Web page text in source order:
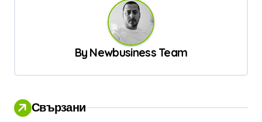
By Newbusiness Team
Свързани